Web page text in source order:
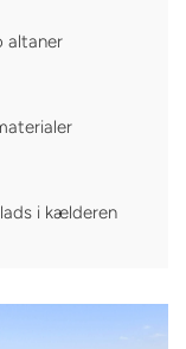
altaner
i kælderen